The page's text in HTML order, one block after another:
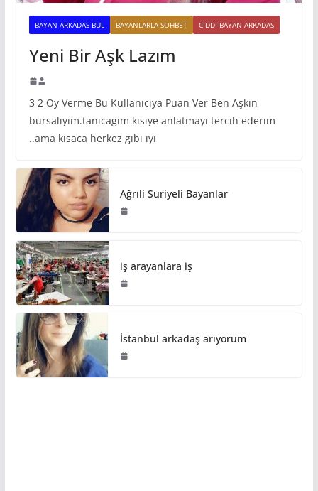
BAYAN ARKADAS BUL BAYANLARLA SOHBET CIDDI BAYAN ARKADAS
Yeni Bir Aşk Lazım
3 2 Oy Verme Bu Kullanıcıya Puan Ver Ben Aşkın
bursalıyım.tanıcagım kısıye anlatmayı tercıh ederım
..ama kısaca herkez gıbı ıyı
Ağrıli Suriyeli Bayanlar
iş arayanlara iş
İstanbul arkadaş arıyorum